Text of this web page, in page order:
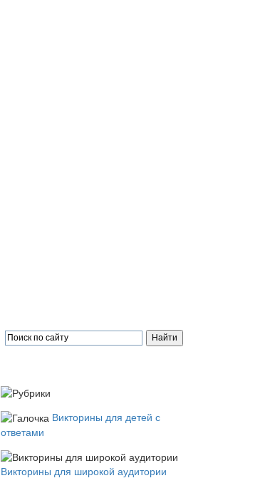
Викторины для детей с
ответами
Викторины для широкой аудитории